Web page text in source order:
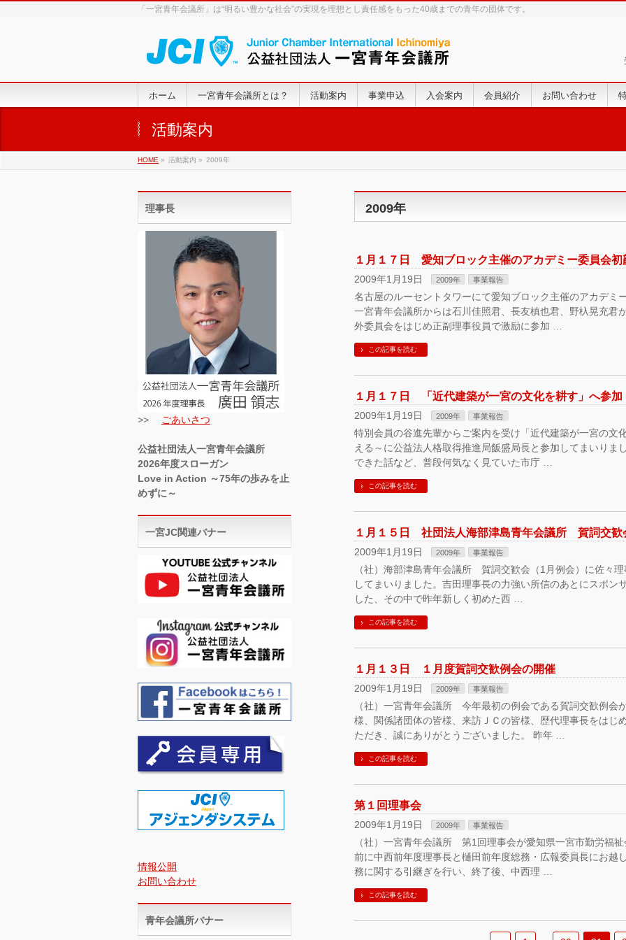
「一宮青年会議所」は“明るい豊かな社会”の実現を理想とし責任感をもった40歳までの青年の団体です。
ホーム 一宮青年会議所とは？ 活動案内 事業申込 入会案内 会員紹介 お問い合わせ
活動案内
HOME » 活動案内 » 2009年
2009年
１月１７日 愛知ブロック主催のアカデミー委員会初
2009年1月19日 2009年 事業報告
名古屋のルーセントタワーにて愛知ブロック主催のアカデミ
一宮青年会議所からは石川佳照君、長友槙也君、野杁晃充君
外委員会をはじめ正副理事役員で激励に参加 …
この記事を読む
１月１７日 「近代建築が一宮の文化を耕す」へ参加
2009年1月19日 2009年 事業報告
特別会員の谷進先輩からご案内を受け「近代建築が一宮の
える～に公益法人格取得推進局飯盛局長と参加してまいりま
できた話など、普段何気なく見ていた市庁 …
この記事を読む
１月１５日 社団法人海部津島青年会議所 賀詞交歓
2009年1月19日 2009年 事業報告
（社）海部津島青年会議所 賀詞交歓会（1月例会）に佐々
してまいりました。吉田理事長の力強い所信のあとにスポン
した、その中で昨年新しく初めた西 …
この記事を読む
１月１３日 １月度賀詞交歓例会の開催
2009年1月19日 2009年 事業報告
（社）一宮青年会議所 今年最初の例会である賀詞交歓例会
様、関係諸団体の皆様、来訪ＪＣの皆様、歴代理事長をはじ
ただき、誠にありがとうございました。 昨年 …
この記事を読む
第１回理事会
2009年1月19日 2009年 事業報告
（社）一宮青年会議所 第1回理事会が愛知県一宮市勤労福
前に中西前年度理事長と樋田前年度総務・広報委員長にお越
務に関する引継ぎを行い、終了後、中西理 …
この記事を読む
理事長
>> ごあいさつ
公益社団法人一宮青年会議所
2026年度スローガン
Love in Action ～75年の歩みを止
めずに～
一宮JC関連バナー
情報公開
お問い合わせ
青年会議所バナー